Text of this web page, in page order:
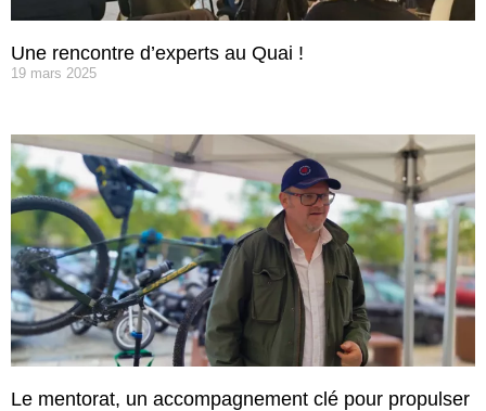
Une rencontre d’experts au Quai !
19 mars 2025
Le mentorat, un accompagnement clé pour propulser